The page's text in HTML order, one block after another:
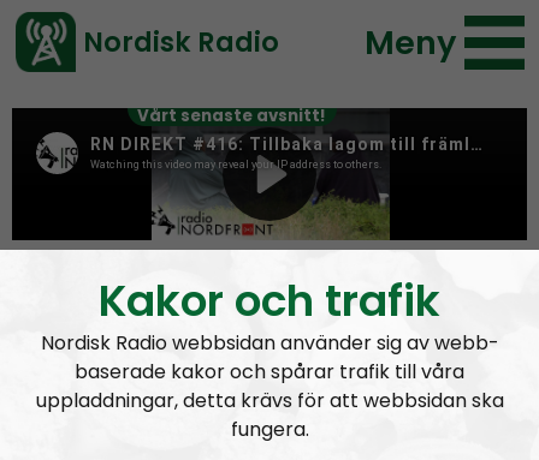
Vårt senaste avsnitt!
Nordisk Radio Meny
Kakor och trafik
Nordisk Radio webbsidan använder sig av webb-
baserade kakor och spårar trafik till våra
uppladdningar, detta krävs för att webbsidan ska
fungera.